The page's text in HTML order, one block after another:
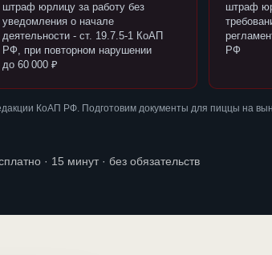
штраф юрлицу за работу без
уведомления о начале
деятельности - ст. 19.7.5-1 КоАП
РФ, при повторном нарушении
до 60 000 ₽
штраф
РФ
КоАП РФ. Подготовим документы для пиццы на
· 15 минут · без обязательств